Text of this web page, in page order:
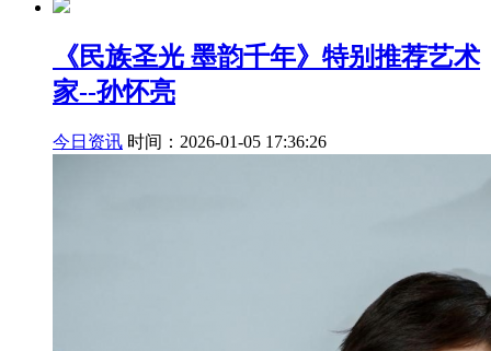
《民族圣光 墨韵千年》特别推荐艺术
家--孙怀亮
今日资讯 时间：2026-01-05 17:36:26